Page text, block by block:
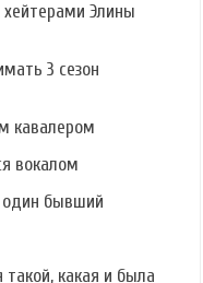
хейтерами Элины
3 сезон
кавалером
вокалом
один бывший
такой, какая и была